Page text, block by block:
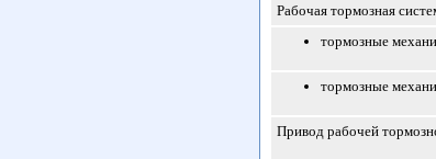
Рабочая тормозная
тормозные
тормозные
Привод рабочей